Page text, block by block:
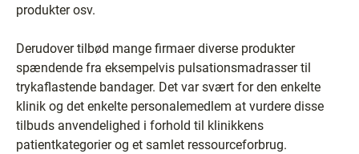
produkter osv.
Derudover tilbød mange firmaer diverse produkter
spændende fra eksempelvis pulsationsmadrasser til
trykaflastende bandager. Det var svært for den enkelte
klinik og det enkelte personalemedlem at vurdere disse
tilbuds anvendelighed i forhold til klinikkens
patientkategorier og et samlet ressourceforbrug.